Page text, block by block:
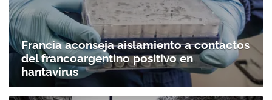
Francia aconseja aislamiento a contactos
del francoargentino positivo en
hantavirus